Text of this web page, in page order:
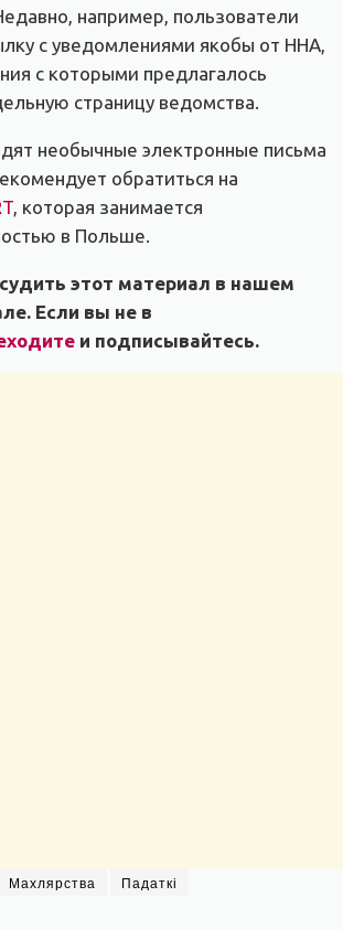
например, пользователи
с уведомлениями якобы от ННА,
с которыми предлагалось
страницу ведомства.
необычные электронные письма
обратиться на
, которая занимается
в Польше.
этот материал в нашем
Если вы не в
и подписывайтесь.
Махлярства Падаткі